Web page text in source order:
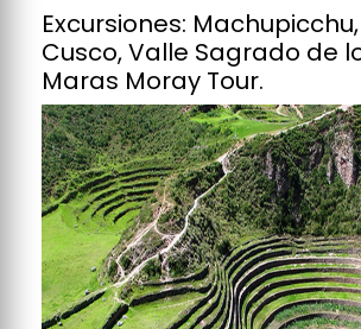
Excursiones:
Cusco, Valle Sagrado de
Maras Moray Tour.